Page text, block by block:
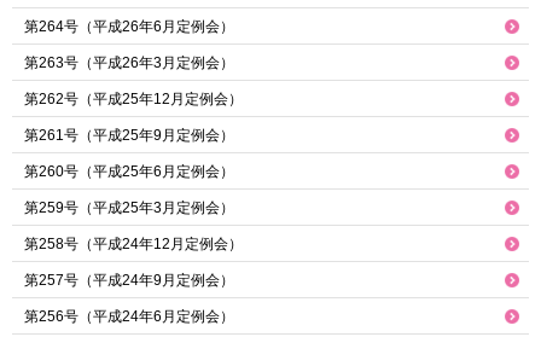
第264号（平成26年6月定例会）
第263号（平成26年3月定例会）
第262号（平成25年12月定例会）
第261号（平成25年9月定例会）
第260号（平成25年6月定例会）
第259号（平成25年3月定例会）
第258号（平成24年12月定例会）
第257号（平成24年9月定例会）
第256号（平成24年6月定例会）